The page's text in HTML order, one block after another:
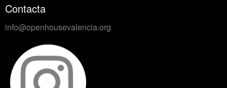
Contacta
info@openhousevalencia.org